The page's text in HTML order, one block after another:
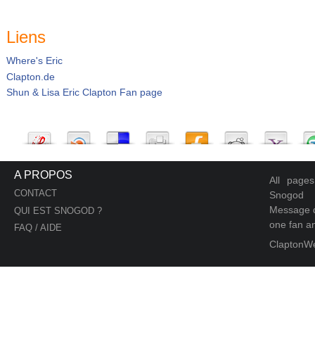
Liens
Where's Eric
Clapton.de
Shun & Lisa Eric Clapton Fan page
A PROPOS
CONTACT
QUI EST SNOGOD ?
FAQ / AIDE
All
Snogod
Message
one fan